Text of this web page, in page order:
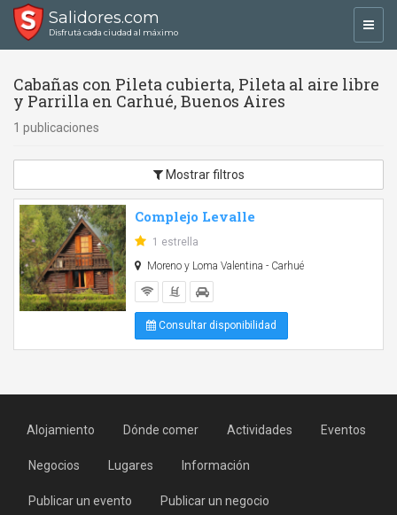
Salidores.com
Disfrutá cada ciudad al máximo
Cabañas con Pileta cubierta, Pileta al aire libre
y Parrilla en Carhué, Buenos Aires
1 publicaciones
Mostrar filtros
Complejo Levalle
1 estrella
Moreno y Loma Valentina - Carhué
Consultar disponibilidad
Alojamiento Dónde comer Actividades Eventos
Negocios Lugares Información
Publicar un evento Publicar un negocio